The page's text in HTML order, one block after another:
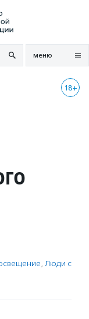
меню
18+
, Люди с